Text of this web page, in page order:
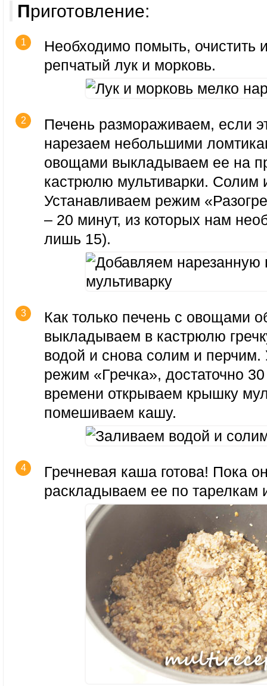
Приготовление:
Необходимо помыть, очистить
репчатый лук и морковь.
Печень размораживаем, если
нарезаем небольшими
овощами выкладываем ее на
кастрюлю мультиварки. Солим
Устанавливаем режим
– 20 минут, из которых нам
лишь 15).
Как только печень с овощами
выкладываем в кастрюлю
водой и снова солим и перчим.
режим «Гречка», достаточно
времени открываем крышку
помешиваем кашу.
Гречневая каша готова! Пока
раскладываем ее по тарелкам